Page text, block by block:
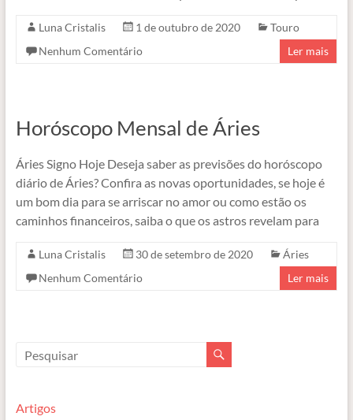
Luna Cristalis 1 de outubro de 2020
Touro
Nenhum Comentário
Ler mais
Horóscopo Mensal de Áries
Áries Signo Hoje Deseja saber as previsões do horóscopo
diário de Áries? Confira as novas oportunidades, se hoje é
um bom dia para se arriscar no amor ou como estão os
caminhos financeiros, saiba o que os astros revelam para
Luna Cristalis 30 de setembro de 2020
Áries
Nenhum Comentário
Ler mais
Artigos